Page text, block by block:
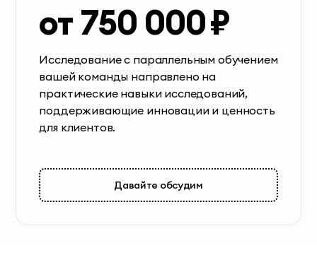
от 750 000 ₽
Исследование с параллельным обучением
вашей команды направлено на
практические навыки исследований,
поддерживающие инновации и ценность
для клиентов.
Давайте обсудим